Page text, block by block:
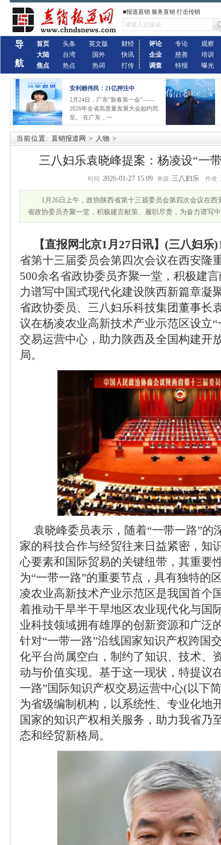
■报道直销 服务直销 打击传销
导
航
首页
大陆
焦点
头条
台湾
热点
英文版
国外
热词
财经
快讯
打传
评论
企业
调查
专论
慈善
特报
观察
培训
曝光
安利赖伟民：21亿押注中
2月24日，广东“新春第一会”——
2026年全省高质量发展大会如约而
至。 在广东，一
当前位置: 直销报道网 > 人物 >
三八妇乐袁晓峰提案：杨凌设“一
时间: 2026-01-27 15:09 来源: 三八妇乐 作者:
1月26日上午，政协陕西省第十三届委员会第四次会议在西
省政协委员齐聚一堂，积极建言献策、履职尽责，为奋力谱写
【直报网北京1月27日讯】(三八妇乐)
省第十三届委员会第四次会议在西安隆
500余名省政协委员齐聚一堂，积极建
力谱写中国式现代化建设陕西新篇章凝
省政协委员、三八妇乐科技集团董事长
议在杨凌农业高新技术产业示范区设立
交易运营中心，助力陕西及全国构建开
局。
袁晓峰委员表示，随着“一带一路”的
家的科技合作与经贸往来日益紧密，知
心要素和国际贸易的关键纽带，其重要
为“一带一路”的重要节点，具有独特的
凌农业高新技术产业示范区是我国首个
着推动干旱半干旱地区农业现代化与国
业科技领域拥有雄厚的创新资源和广泛
针对“一带一路”沿线国家知识产权跨国
化平台尚属空白，制约了知识、技术、
动与价值实现。基于这一现状，特提议
一路”国际知识产权交易运营中心(以下
为省级编制机构，以系统性、专业化地
国家的知识产权相关服务，助力我省乃
态和经贸新格局。